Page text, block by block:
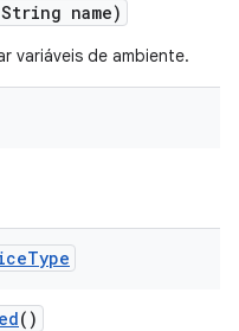
name)
variáveis de ambiente.
Type
()